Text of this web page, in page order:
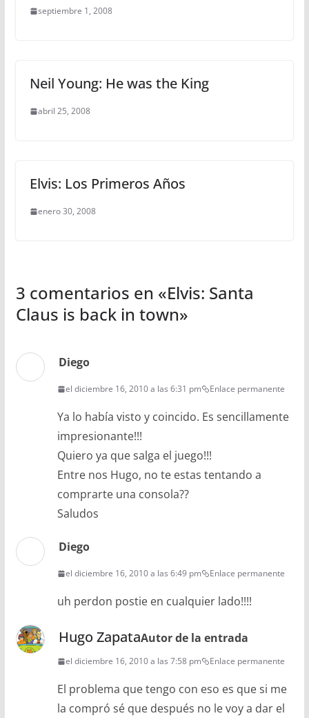
septiembre 1, 2008
Neil Young: He was the King
abril 25, 2008
Elvis: Los Primeros Años
enero 30, 2008
3 comentarios en «Elvis: Santa
Claus is back in town»
Diego
el diciembre 16, 2010 a las 6:31 pm Enlace permanente
Ya lo había visto y coincido. Es sencillamente
impresionante!!!
Quiero ya que salga el juego!!!
Entre nos Hugo, no te estas tentando a
comprarte una consola??
Saludos
Diego
el diciembre 16, 2010 a las 6:49 pm Enlace permanente
uh perdon postie en cualquier lado!!!!
Hugo ZapataAutor de la entrada
el diciembre 16, 2010 a las 7:58 pm Enlace permanente
El problema que tengo con eso es que si me
la compró sé que después no le voy a dar el